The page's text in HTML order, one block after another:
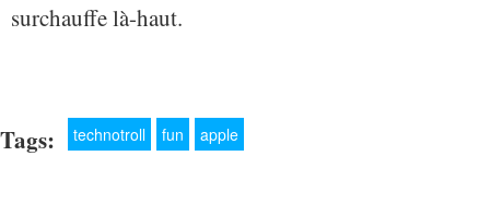
surchauffe là-haut.
Tags: technotroll fun apple